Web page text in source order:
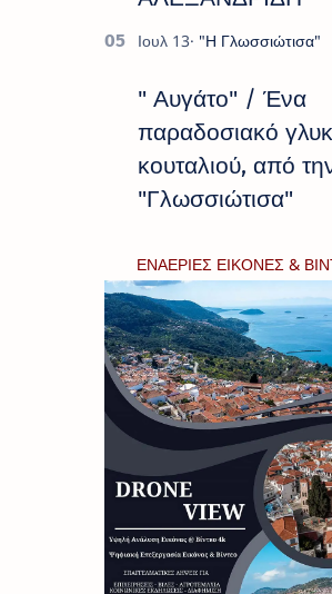
" Αυγάτο" / Ένα
παραδοσιακό
κουταλιού, από
"Γλωσσιώτισα"
ΕΝΑΕΡΙΕΣ ΕΙΚΟΝΕΣ &